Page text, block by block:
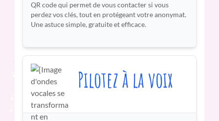
QR code qui permet de vous contacter si vous
perdez vos clés, tout en protégeant votre anonymat.
Une astuce simple, gratuite et efficace.
Pilotez à la voix